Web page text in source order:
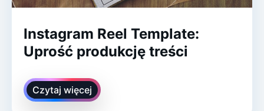
Instagram Reel Template:
Uprość produkcję treści
Czytaj więcej